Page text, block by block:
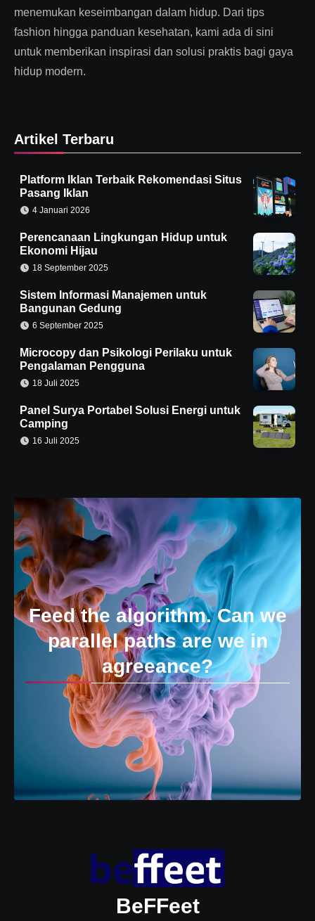
menemukan keseimbangan dalam hidup. Dari tips
fashion hingga panduan kesehatan, kami ada di sini
untuk memberikan inspirasi dan solusi praktis bagi gaya
hidup modern.
Artikel Terbaru
Platform Iklan Terbaik Rekomendasi Situs
Pasang Iklan
4 Januari 2026
Perencanaan Lingkungan Hidup untuk
Ekonomi Hijau
18 September 2025
Sistem Informasi Manajemen untuk
Bangunan Gedung
6 September 2025
Microcopy dan Psikologi Perilaku untuk
Pengalaman Pengguna
18 Juli 2025
Panel Surya Portabel Solusi Energi untuk
Camping
16 Juli 2025
Feed the algorithm. Can we
parallel paths are we in
agreeance?
BeFFeet